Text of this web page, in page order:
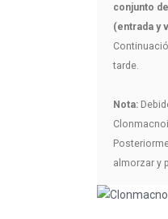
conjunto
(entrada y
tarde.
Nota:
almorzar y